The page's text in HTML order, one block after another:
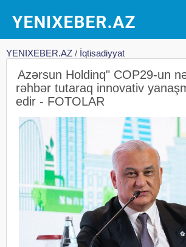
YENIXEBER.AZ / İqtisadiyyat
Azərsun Holdinq" COP29-un
rəhbər tutaraq innovativ
edir - FOTOLAR